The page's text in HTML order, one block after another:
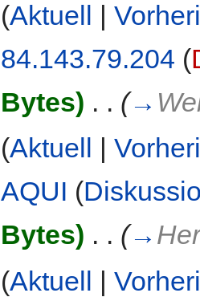
(Aktuell |
84.143.79.204 (
Bytes) . . (→
(Aktuell |
AQUI (
Bytes) . . (→
(Aktuell |